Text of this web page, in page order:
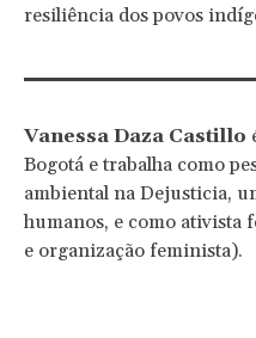
resiliência dos povos
Vanessa Daza Castillo
Bogotá e trabalha como
ambiental na Dejusticia,
humanos, e como ativista
e organização feminista).